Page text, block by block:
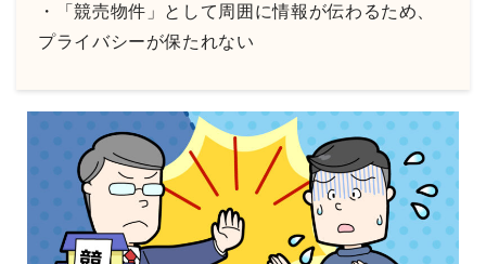
・「競売物件」として周囲に情報が伝わるため、
プライバシーが保たれない